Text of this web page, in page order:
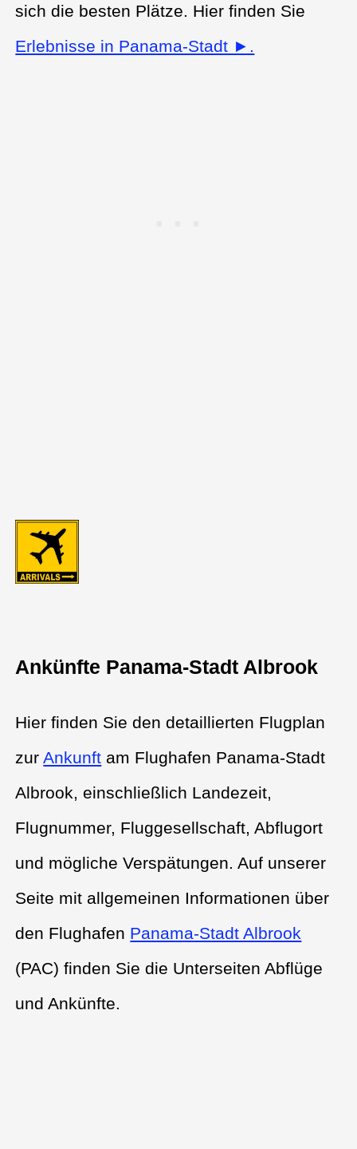
sich die besten Plätze. Hier finden Sie
Erlebnisse in Panama-Stadt ►.
Ankünfte Panama-Stadt Albrook
Hier finden Sie den detaillierten Flugplan
zurAnkunft am Flughafen Panama-Stadt
Albrook, einschließlich Landezeit,
Flugnummer, Fluggesellschaft, Abflugort
und mögliche Verspätungen. Auf unserer
Seite mit allgemeinen Informationen über
den Flughafen Panama-Stadt Albrook
(PAC) finden Sie die Unterseiten Abflüge
und Ankünfte.